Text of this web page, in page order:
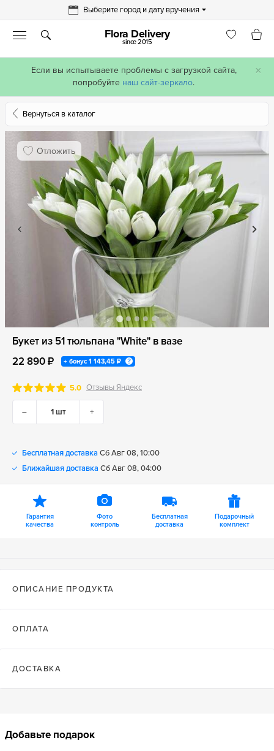
×
Если вы испытываете проблемы с загрузкой сайта,
попробуйте наш сайт-зеркало.
Выберите город и дату вручения
Flora Delivery
since 2015
Вернуться в каталог
Отложить
Букет из 51 тюльпана "White" в вазе
22 890 ₽
+ бонус 1 143,45 ₽
5.0 Отзывы Яндекс
– +
Бесплатная доставка Сб Авг 08, 10:00
Ближайшая доставка Сб Авг 08, 04:00
Гарантия
качества
Фото
контроль
Бесплатная
доставка
Подарочный
комплект
ОПИСАНИЕ ПРОДУКТА
ОПЛАТА
ДОСТАВКА
Добавьте подарок